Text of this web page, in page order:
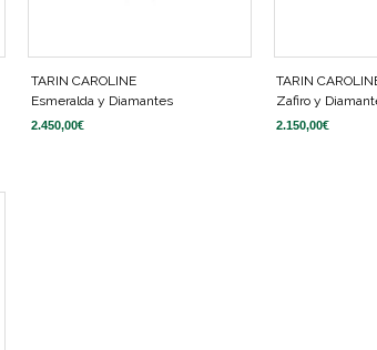
TARIN CAROLINE
Esmeralda y Diamantes
2.450,00€
TARIN
Zafiro y
2.150,00€